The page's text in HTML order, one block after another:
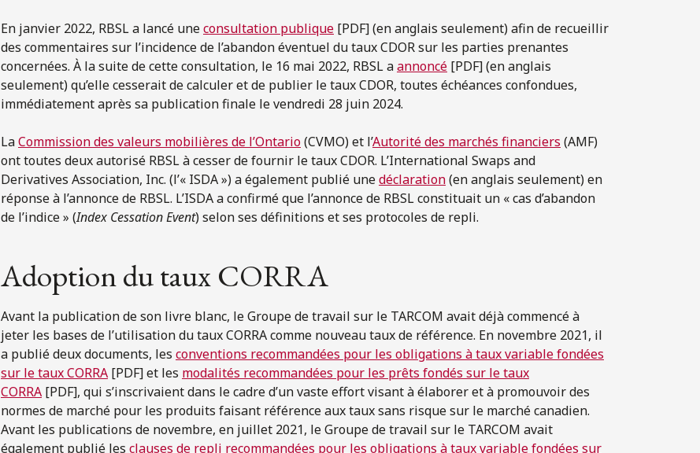
En janvier 2022, RBSL a lancé uneconsultation publique [PDF] (en anglais seulement) afin de recueillir
des commentaires sur l’incidence de l’abandon éventuel du taux CDOR sur les parties prenantes
concernées. À la suite de cette consultation, le 16 mai 2022, RBSL aannoncé [PDF] (en anglais
seulement) qu’elle cesserait de calculer et de publier le taux CDOR, toutes échéances confondues,
immédiatement après sa publication finale le vendredi 28 juin 2024.
LaCommission des valeurs mobilières de l’Ontario(CVMO) et l’Autorité des marchés financiers (AMF)
ont toutes deux autorisé RBSL à cesser de fournir le taux CDOR. L’International Swaps and
Derivatives Association, Inc. (l’« ISDA ») a également publié unedéclaration(en anglais seulement) en
réponse à l’annonce de RBSL. L’ISDA a confirmé que l’annonce de RBSL constituait un « cas d’abandon
de l’indice » (Index Cessation Event) selon ses définitions et ses protocoles de repli.
Adoption du taux CORRA
Avant la publication de son livre blanc, le Groupe de travail sur le TARCOM avait déjà commencé à
jeter les bases de l’utilisation du taux CORRA comme nouveau taux de référence. En novembre 2021, il
a publié deux documents, les conventions recommandées pour les obligations à taux variable fondées
sur le taux CORRA [PDF] et les modalités recommandées pour les prêts fondés sur le taux
CORRA [PDF], qui s’inscrivaient dans le cadre d’un vaste effort visant à élaborer et à promouvoir des
normes de marché pour les produits faisant référence aux taux sans risque sur le marché canadien.
Avant les publications de novembre, en juillet 2021, le Groupe de travail sur le TARCOM avait
également publié les clauses de repli recommandées pour les obligations à taux variable fondées sur